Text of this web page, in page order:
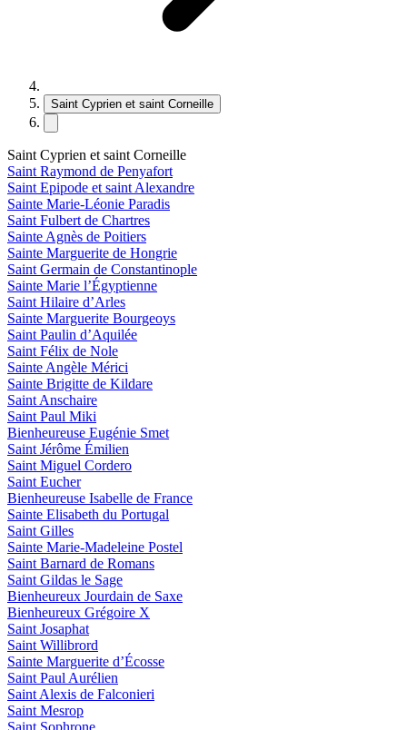
Saint Cyprien et saint Corneille
Saint Cyprien et saint Corneille
Saint Raymond de Penyafort
Saint Epipode et saint Alexandre
Sainte Marie-Léonie Paradis
Saint Fulbert de Chartres
Sainte Agnès de Poitiers
Sainte Marguerite de Hongrie
Saint Germain de Constantinople
Sainte Marie l’Égyptienne
Saint Hilaire d’Arles
Sainte Marguerite Bourgeoys
Saint Paulin d’Aquilée
Saint Félix de Nole
Sainte Angèle Mérici
Sainte Brigitte de Kildare
Saint Anschaire
Saint Paul Miki
Bienheureuse Eugénie Smet
Saint Jérôme Émilien
Saint Miguel Cordero
Saint Eucher
Bienheureuse Isabelle de France
Sainte Elisabeth du Portugal
Saint Gilles
Sainte Marie-Madeleine Postel
Saint Barnard de Romans
Saint Gildas le Sage
Bienheureux Jourdain de Saxe
Bienheureux Grégoire X
Saint Josaphat
Saint Willibrord
Sainte Marguerite d’Écosse
Saint Paul Aurélien
Saint Alexis de Falconieri
Saint Mesrop
Saint Sophrone